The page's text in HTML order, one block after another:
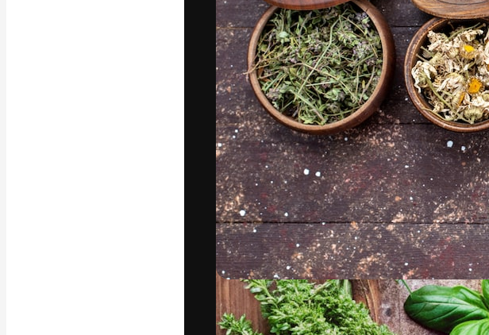
Arbeit zu verwirklichen. Mehr als 1 Million
Abonnenten unter Kreativen,
Agenturen und Studios.
Deutsch
Copyright © 2010-2026Freepik Company S.L.U.